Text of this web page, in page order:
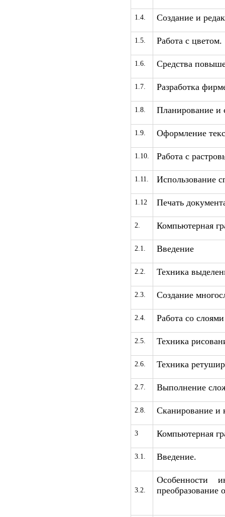
1.4. Создание и
1.5. Работа с цветом.
1.6. Средства
1.7. Разработка
1.8. Планирование и
1.9. Оформление
1.10. Работа с
1.11. Использование
1.12 Печать
2. Компьютерная
2.1. Введение
2.2. Техника
2.3. Создание
2.4. Работа со
2.5. Техника
2.6. Техника
2.7. Выполнение
2.8. Сканирование и
3 Компьютерная
3.1. Введение.
3.2.
Особенности